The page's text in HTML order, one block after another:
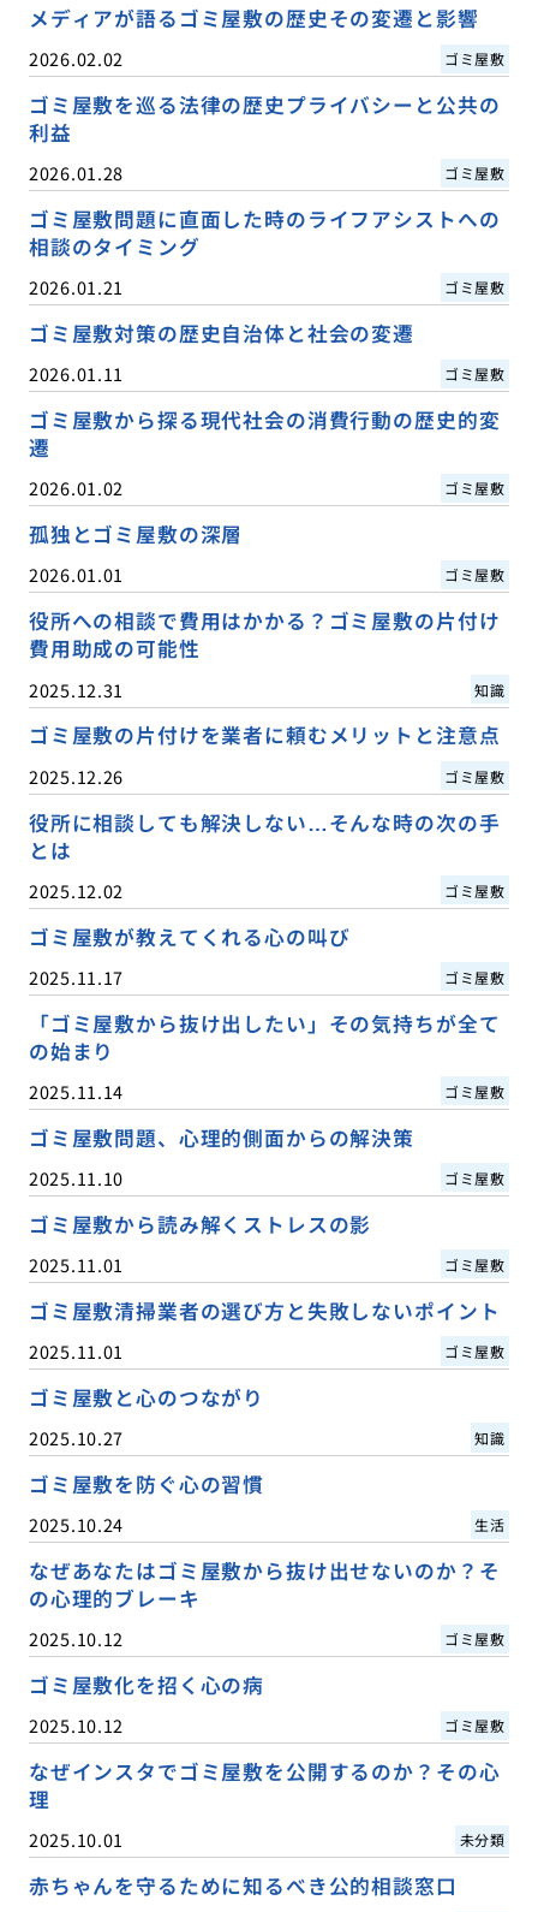
メディアが語るゴミ屋敷の歴史その変遷と影響
2026.02.02 ゴミ屋敷
ゴミ屋敷を巡る法律の歴史プライバシーと公共の
利益
2026.01.28 ゴミ屋敷
ゴミ屋敷問題に直面した時のライフアシストへの
相談のタイミング
2026.01.21 ゴミ屋敷
ゴミ屋敷対策の歴史自治体と社会の変遷
2026.01.11 ゴミ屋敷
ゴミ屋敷から探る現代社会の消費行動の歴史的変
遷
2026.01.02 ゴミ屋敷
孤独とゴミ屋敷の深層
2026.01.01 ゴミ屋敷
役所への相談で費用はかかる？ゴミ屋敷の片付け
費用助成の可能性
2025.12.31 知識
ゴミ屋敷の片付けを業者に頼むメリットと注意点
2025.12.26 ゴミ屋敷
役所に相談しても解決しない…そんな時の次の手
とは
2025.12.02 ゴミ屋敷
ゴミ屋敷が教えてくれる心の叫び
2025.11.17 ゴミ屋敷
「ゴミ屋敷から抜け出したい」その気持ちが全て
の始まり
2025.11.14 ゴミ屋敷
ゴミ屋敷問題、心理的側面からの解決策
2025.11.10 ゴミ屋敷
ゴミ屋敷から読み解くストレスの影
2025.11.01 ゴミ屋敷
ゴミ屋敷清掃業者の選び方と失敗しないポイント
2025.11.01 ゴミ屋敷
ゴミ屋敷と心のつながり
2025.10.27 知識
ゴミ屋敷を防ぐ心の習慣
2025.10.24 生活
なぜあなたはゴミ屋敷から抜け出せないのか？そ
の心理的ブレーキ
2025.10.12 ゴミ屋敷
ゴミ屋敷化を招く心の病
2025.10.12 ゴミ屋敷
なぜインスタでゴミ屋敷を公開するのか？その心
理
2025.10.01 未分類
赤ちゃんを守るために知るべき公的相談窓口